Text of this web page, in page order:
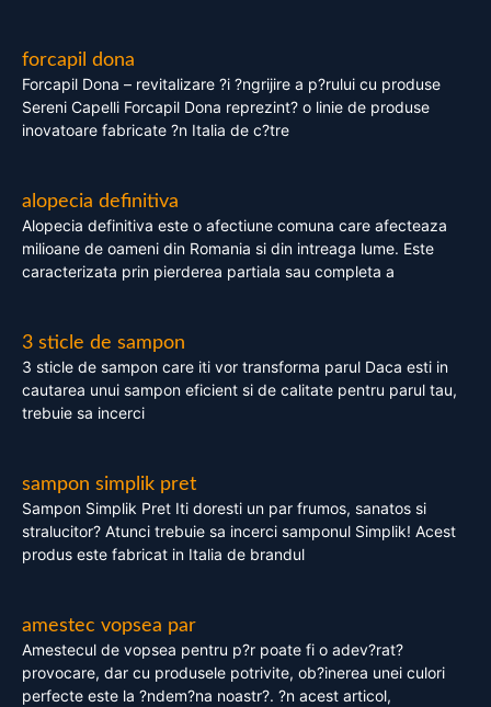
forcapil dona
Forcapil Dona – revitalizare ?i ?ngrijire a p?rului cu produse
Sereni Capelli Forcapil Dona reprezint? o linie de produse
inovatoare fabricate ?n Italia de c?tre
alopecia definitiva
Alopecia definitiva este o afectiune comuna care afecteaza
milioane de oameni din Romania si din intreaga lume. Este
caracterizata prin pierderea partiala sau completa a
3 sticle de sampon
3 sticle de sampon care iti vor transforma parul Daca esti in
cautarea unui sampon eficient si de calitate pentru parul tau,
trebuie sa incerci
sampon simplik pret
Sampon Simplik Pret Iti doresti un par frumos, sanatos si
stralucitor? Atunci trebuie sa incerci samponul Simplik! Acest
produs este fabricat in Italia de brandul
amestec vopsea par
Amestecul de vopsea pentru p?r poate fi o adev?rat?
provocare, dar cu produsele potrivite, ob?inerea unei culori
perfecte este la ?ndem?na noastr?. ?n acest articol,